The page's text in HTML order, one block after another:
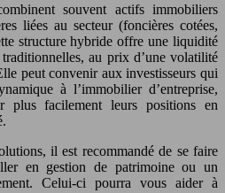
souvent actifs immobiliers
liées au secteur (foncières cotées,
structure hybride offre une liquidité
au prix d’une volatilité
peut convenir aux investisseurs qui
à l’immobilier d’entreprise,
plus facilement leurs positions en
il est recommandé de se faire
en gestion de patrimoine ou un
Celui-ci pourra vous aider à